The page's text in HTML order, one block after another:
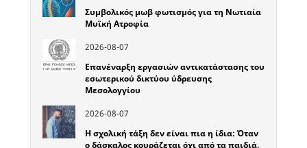
Συμβολικός μωβ φωτισμός για τη Νωτιαία
Μυϊκή Ατροφία
2026-08-07
Επανέναρξη εργασιών αντικατάστασης του
εσωτερικού δικτύου ύδρευσης
Μεσολογγίου
2026-08-07
Η σχολική τάξη δεν είναι πια η ίδια: Όταν
ο δάσκαλος κουράζεται όχι από τα παιδιά,